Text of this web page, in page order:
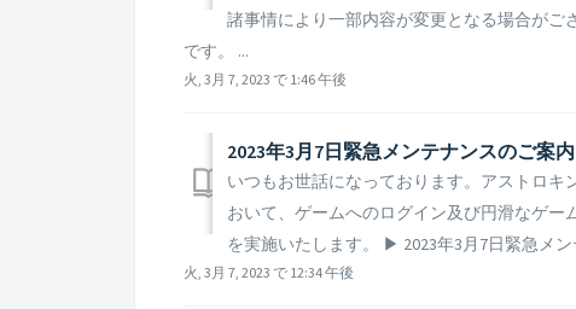
諸事情により一部内容が変更となる場合が
です。 ...
火, 3月 7, 2023 で 1:46 午後
2023年3月7日緊急メンテナンスのご案内
いつもお世話になっております。アストロキ
おいて、ゲームへのログイン及び円滑なゲ
を実施いたします。 ▶ 2023年3月7日緊急メ
火, 3月 7, 2023 で 12:34 午後